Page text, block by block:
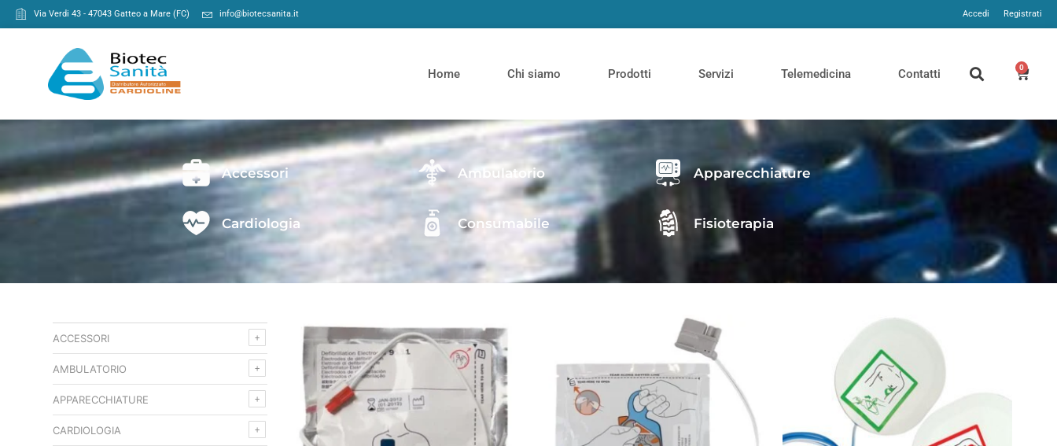
Via Verdi 43 - 47043 Gatteo a Mare (FC) info@biotecsanita.it Accedi Registrati
Home Chi siamo Prodotti Servizi Telemedicina Contatti 0
Accessori Ambulatorio Apparecchiature
Cardiologia Consumabile Fisioterapia
ACCESSORI
AMBULATORIO
APPARECCHIATURE
CARDIOLOGIA